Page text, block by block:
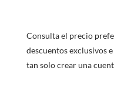
Consulta el precio
descuentos exclusivos
tan solo crear una